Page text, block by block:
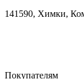
141590, Химки,
Покупателям